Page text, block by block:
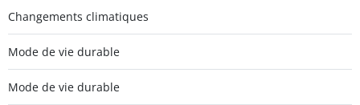
Changements climatiques
Mode de vie durable
Mode de vie durable